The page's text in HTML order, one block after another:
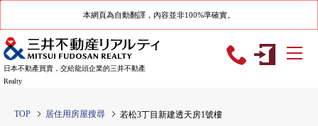
本網頁為自動翻譯，內容並非100%準確實。
日本不動產買賣，交給龍頭企業的三井不動產
Realty
TOP 居住用房屋搜尋 若松3丁目新建透天房1號樓